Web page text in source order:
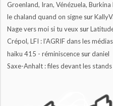
Groenland, Iran, Vénézuela, Burkina
le chaland quand on signe sur
Nage vers moi si tu veux sur
Crépol, LFI : l’AGRIF dans les médias
haiku 415 - réminiscence surdaniel
Saxe-Anhalt : files devant les